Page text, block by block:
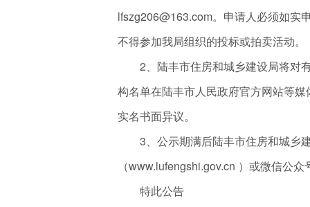
lfszg206@163.com。申请人必须如实
不得参加我局组织的投标或拍卖活动。
2、陆丰市住房和城乡建设局将对有
构名单在陆丰市人民政府官方网站等
实名书面异议。
3、公示期满后陆丰市住房和城乡
（www.lufengshi.gov.cn ）或微信公
特此公告